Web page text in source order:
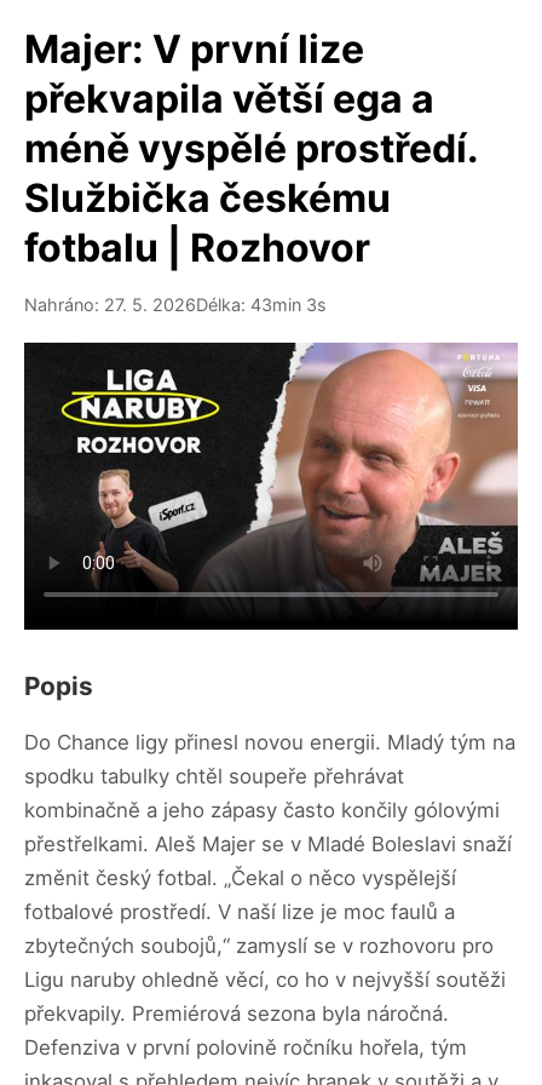
Majer: V první lize
překvapila větší ega a
méně vyspělé prostředí.
Službička českému
fotbalu | Rozhovor
Nahráno: 27. 5. 2026Délka: 43min 3s
Popis
Do Chance ligy přinesl novou energii. Mladý tým na
spodku tabulky chtěl soupeře přehrávat
kombinačně a jeho zápasy často končily gólovými
přestřelkami. Aleš Majer se v Mladé Boleslavi snaží
změnit český fotbal. „Čekal o něco vyspělejší
fotbalové prostředí. V naší lize je moc faulů a
zbytečných soubojů,“ zamyslí se v rozhovoru pro
Ligu naruby ohledně věcí, co ho v nejvyšší soutěži
překvapily. Premiérová sezona byla náročná.
Defenziva v první polovině ročníku hořela, tým